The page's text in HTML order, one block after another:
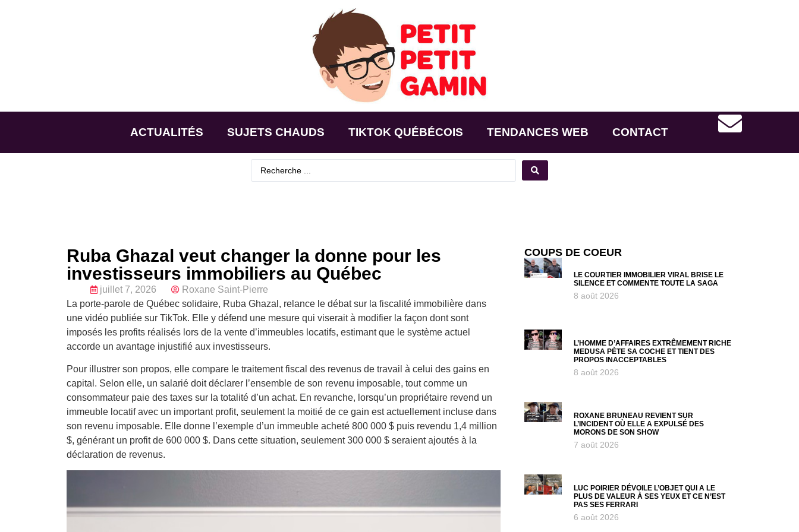
ACTUALITÉS SUJETS CHAUDS TIKTOK QUÉBÉCOIS TENDANCES WEB CONTACT
Ruba Ghazal veut changer la donne pour les
investisseurs immobiliers au Québec
juillet 7, 2026
Roxane Saint-Pierre
La porte-parole de Québec solidaire, Ruba Ghazal, relance le débat sur la fiscalité immobilière dans
une vidéo publiée sur TikTok. Elle y défend une mesure qui viserait à modifier la façon dont sont
imposés les profits réalisés lors de la vente d’immeubles locatifs, estimant que le système actuel
accorde un avantage injustifié aux investisseurs.
Pour illustrer son propos, elle compare le traitement fiscal des revenus de travail à celui des gains en
capital. Selon elle, un salarié doit déclarer l’ensemble de son revenu imposable, tout comme un
consommateur paie des taxes sur la totalité d’un achat. En revanche, lorsqu’un propriétaire revend un
immeuble locatif avec un important profit, seulement la moitié de ce gain est actuellement incluse dans
son revenu imposable. Elle donne l’exemple d’un immeuble acheté 800 000 $ puis revendu 1,4 million
$, générant un profit de 600 000 $. Dans cette situation, seulement 300 000 $ seraient ajoutés à la
déclaration de revenus.
COUPS DE COEUR
LE COURTIER IMMOBILIER VIRAL BRISE LE
SILENCE ET COMMENTE TOUTE LA SAGA
8 août 2026
L’HOMME D’AFFAIRES EXTRÊMEMENT RICHE
MEDUSA PÈTE SA COCHE ET TIENT DES
PROPOS INACCEPTABLES
8 août 2026
ROXANE BRUNEAU REVIENT SUR
L’INCIDENT OÙ ELLE A EXPULSÉ DES
MORONS DE SON SHOW
7 août 2026
LUC POIRIER DÉVOILE L’OBJET QUI A LE
PLUS DE VALEUR À SES YEUX ET CE N’EST
PAS SES FERRARI
6 août 2026